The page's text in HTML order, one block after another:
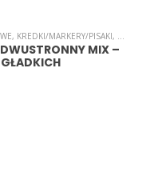
, KREDKI/MARKERY/PISAKI,
MIX –